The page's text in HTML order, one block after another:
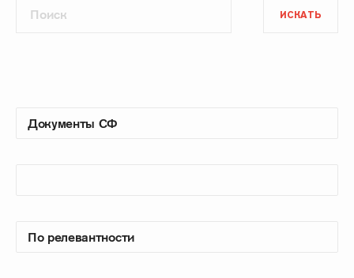
ИСКАТЬ